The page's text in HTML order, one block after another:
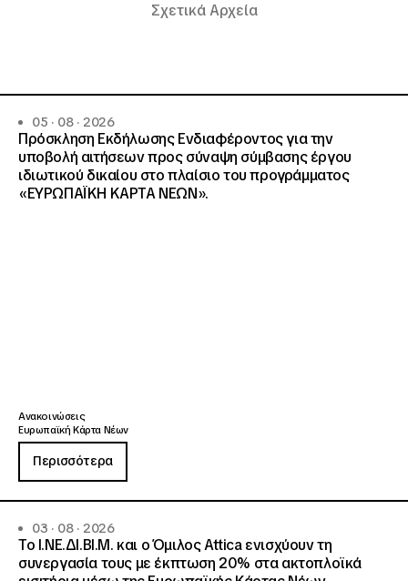
Σχετικά Αρχεία
05 · 08 · 2026
Πρόσκληση Εκδήλωσης Ενδιαφέροντος για την
υποβολή αιτήσεων προς σύναψη σύμβασης έργου
ιδιωτικού δικαίου στο πλαίσιο του προγράμματος
«ΕΥΡΩΠΑΪΚΗ ΚΑΡΤΑ ΝΕΩΝ».
Ανακοινώσεις
Ευρωπαϊκή Κάρτα Νέων
Περισσότερα
03 · 08 · 2026
Το Ι.ΝΕ.ΔΙ.ΒΙ.Μ. και o Όμιλος Attica ενισχύουν τη
συνεργασία τους με έκπτωση 20% στα ακτοπλοϊκά